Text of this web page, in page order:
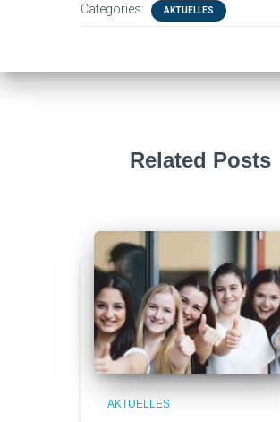
Categories: AKTUELLES
Related Posts
AKTUELLES